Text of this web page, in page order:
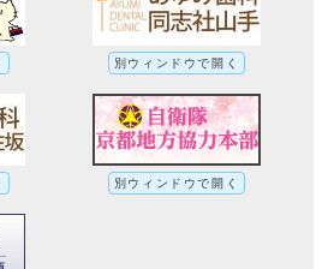
別ウィンドウで開く
別ウィンドウで開く